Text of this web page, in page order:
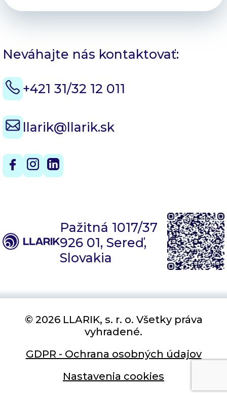
Neváhajte nás kontaktovať:
+421 31/32 12 011
llarik@llarik.sk
Pažitná 1017/37
926 01, Sereď,
Slovakia
© 2026 LLARIK, s. r. o. Všetky práva
vyhradené.
GDPR - Ochrana osobných údajov
Nastavenia cookies